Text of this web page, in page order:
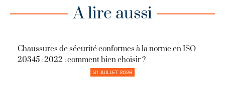
A lire aussi
Chaussures de sécurité conformes à la norme en ISO
20345 : 2022 : comment bien choisir ?
31 JUILLET 2026